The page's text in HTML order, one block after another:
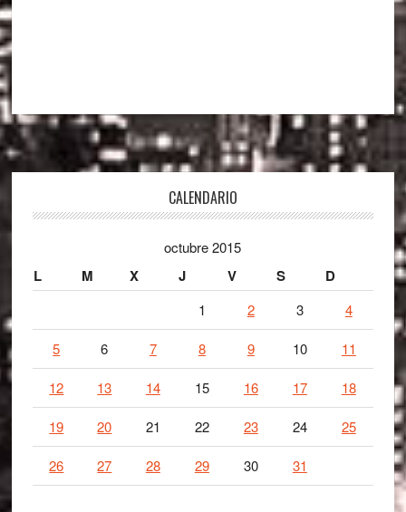
CALENDARIO
octubre 2015
L M X J V S D
1 2 3 4
5 6 7 8 9 10 11
12 13 14 15 16 17 18
19 20 21 22 23 24 25
26 27 28 29 30 31